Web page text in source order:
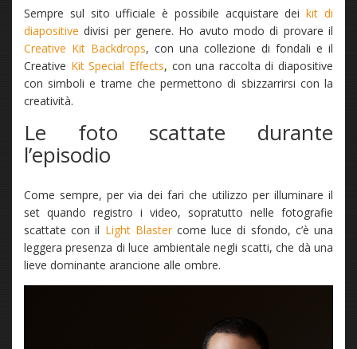
Sempre sul sito ufficiale è possibile acquistare deikit di
diapositive divisi per genere. Ho avuto modo di provare il
Creative Kit Backdrops, con una collezione di fondali e il
Creative Kit Special Effects, con una raccolta di diapositive
con simboli e trame che permettono di sbizzarrirsi con la
creatività.
Le foto scattate durante
l’episodio
Come sempre, per via dei fari che utilizzo per illuminare il
set quando registro i video, sopratutto nelle fotografie
scattate con il Light Blastercome luce di sfondo, c’è una
leggera presenza di luce ambientale negli scatti, che dà una
lieve dominante arancione alle ombre.